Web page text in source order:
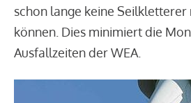
schon lange keine
können. Dies minimiert die
Ausfallzeiten der WEA.